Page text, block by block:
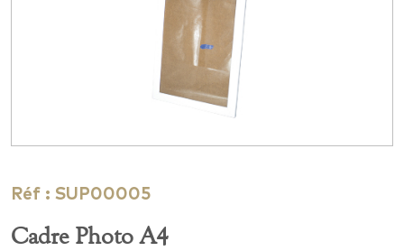
Réf : SUP00005
Cadre Photo A4